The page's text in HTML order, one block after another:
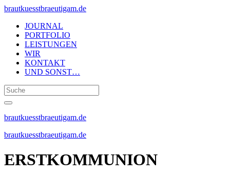
brautkuesstbraeutigam.de
JOURNAL
PORTFOLIO
LEISTUNGEN
WIR
KONTAKT
UND SONST…
brautkuesstbraeutigam.de
brautkuesstbraeutigam.de
ERSTKOMMUNION